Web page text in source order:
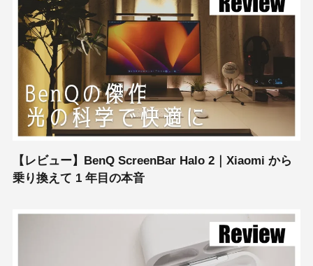
【レビュー】BenQ ScreenBar Halo 2｜Xiaomi から
乗り換えて 1 年目の本音